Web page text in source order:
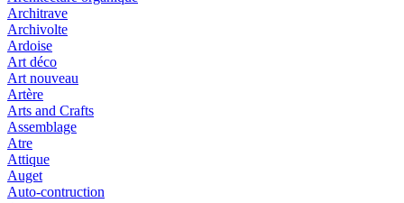
Architrave
Archivolte
Ardoise
Art déco
Art nouveau
Artère
Arts and Crafts
Assemblage
Atre
Attique
Auget
Auto-contruction